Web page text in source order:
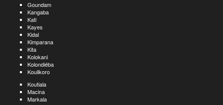
Goundam
Kangaba
Kati
Kayes
Kidal
Kimparana
Kita
Kolokani
Kolondiéba
Koulikoro
Koutiala
Macina
Markala